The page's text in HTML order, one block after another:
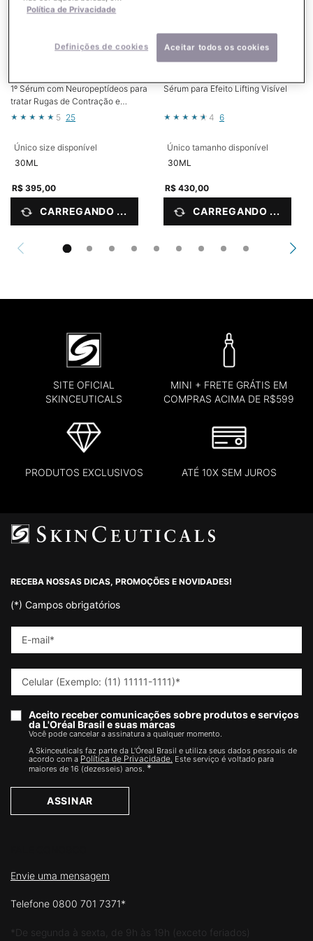
1º Sérum com Neuropeptídeos para
tratar Rugas de Contração e
Textura da Pele¹
5 25
Único size disponível
30ML
R$ 395,00
CARREGANDO ...
A.G.E. INTERRUPTER ULTRA
Sérum para Efeito Lifting Visível
4 6
Único tamanho disponível
30ML
R$ 430,00
CARREGANDO ...
SITE OFICIAL
SKINCEUTICALS
MINI + FRETE GRÁTIS EM
COMPRAS ACIMA DE R$599
PRODUTOS EXCLUSIVOS ATÉ 10X SEM JUROS
RECEBA NOSSAS DICAS, PROMOÇÕES E NOVIDADES!
(*) Campos obrigatórios
E-mail*
Celular (Exemplo: (11) 11111-1111)*
Aceito receber comunicações sobre produtos e serviços
da L'Oréal Brasil e suas marcas
Você pode cancelar a assinatura a qualquer momento.​
A Skinceuticals faz parte da L'Óreal Brasil e utiliza seus dados pessoais de
acordo com a Política de Privacidade. Este serviço é voltado para
maiores de 16 (dezesseis) anos. *
ASSINAR
Envie uma mensagem
Telefone 0800 701 7371*
*De segunda à sexta, de 9h às 19h (exceto feriados)
Política de Privacidade
Definições de cookies Aceitar todos os cookies